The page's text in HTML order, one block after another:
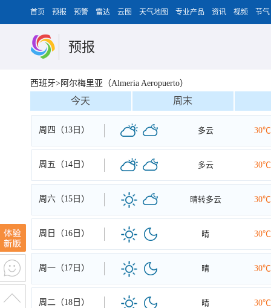
首页 预报 预警 雷达 云图 天气地图 专业产品 资讯 视频 节气
预报
西班牙>阿尔梅里亚（Almeria Aeropuerto）
今天 周末
周四（13日） 多云 30℃
周五（14日） 多云 30℃
周六（15日） 晴转多云 30℃
周日（16日） 晴 30℃
周一（17日） 晴 30℃
周二（18日） 晴 30℃